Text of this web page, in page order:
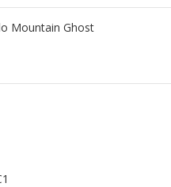
Mountain Ghost